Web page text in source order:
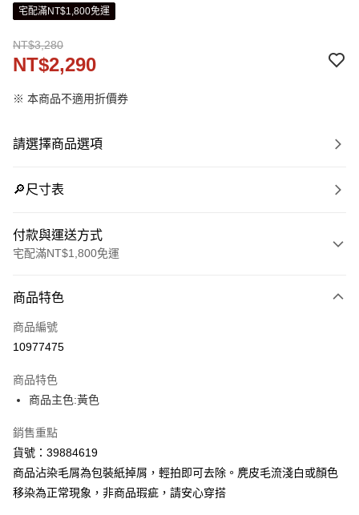
宅配滿NT$1,800免運
NT$3,280
NT$2,290
※ 本商品不適用折價券
請選擇商品選項
🔎尺寸表
付款與運送方式
宅配滿NT$1,800免運
信用卡一次付款
LINE Pay
街口支付
悠遊付
Google Pay
貨到付款
商品特色
商品編號
10977475
商品特色
商品主色:黃色
銷售重點
貨號：39884619
商品沾染毛屑為包裝紙掉屑，輕拍即可去除。麂皮毛流淺白或顏色
移染為正常現象，非商品瑕疵，請安心穿搭